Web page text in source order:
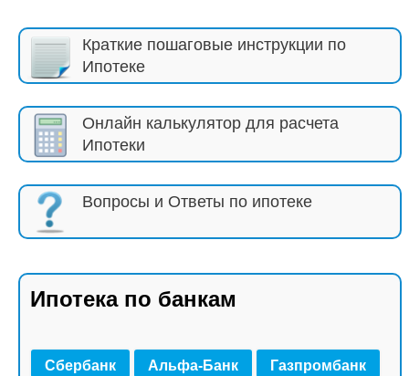
Краткие пошаговые инструкции по
Ипотеке
Онлайн калькулятор для расчета
Ипотеки
Вопросы и Ответы по ипотеке
Ипотека по банкам
Сбербанк Альфа-Банк Газпромбанк